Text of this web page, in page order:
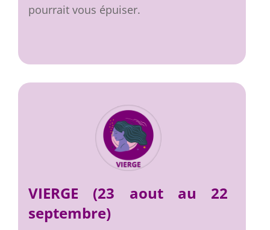
pourrait vous épuiser.
VIERGE (23 aout au 22
septembre)